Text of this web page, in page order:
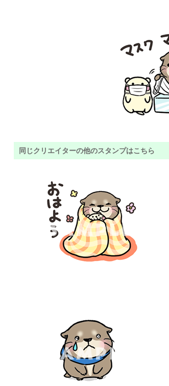
同じクリエイターの他のスタンプはこちら